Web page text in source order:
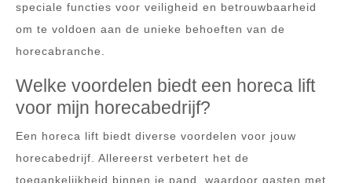
speciale functies voor veiligheid en betrouwbaarheid
om te voldoen aan de unieke behoeften van de
horecabranche.
Welke voordelen biedt een horeca lift
voor mijn horecabedrijf?
Een horeca lift biedt diverse voordelen voor jouw
horecabedrijf. Allereerst verbetert het de
toegankelijkheid binnen je pand, waardoor gasten met